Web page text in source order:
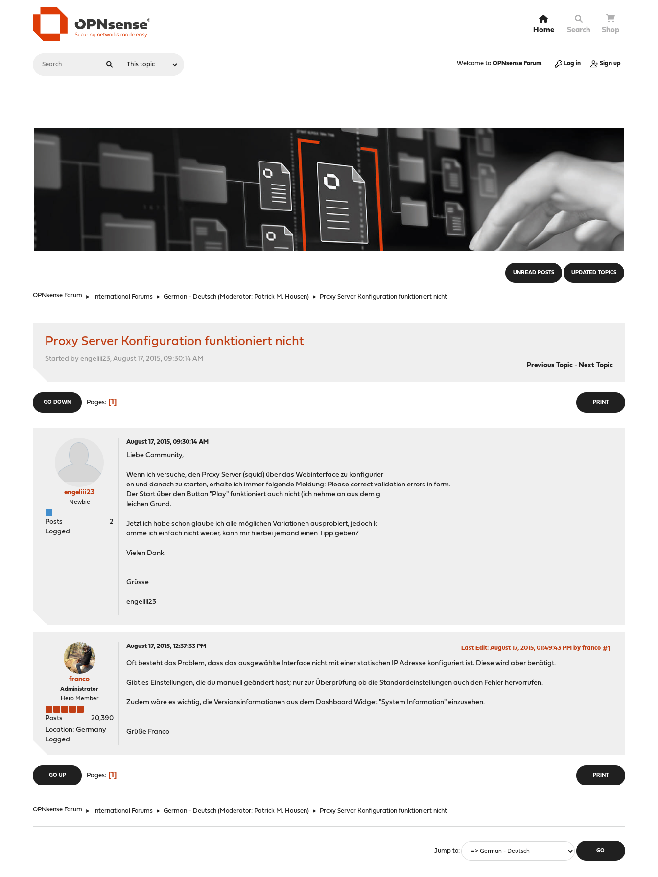
Home Search Shop
Welcome to OPNsense Forum. Log in Sign up
UNREAD POSTS UPDATED TOPICS
OPNsense Forum ► International Forums ► German - Deutsch (Moderator: Patrick M. Hausen) ► Proxy Server Konfiguration funktioniert nicht
Proxy Server Konfiguration funktioniert nicht
Started by engeliii23, August 17, 2015, 09:30:14 AM
Previous Topic- Next Topic
PRINT
GO DOWN Pages 1
engeliii23
Newbie
Posts
2
Logged
August 17, 2015, 09:30:14 AM
Liebe Community,
Wenn ich versuche, den Proxy Server (squid) über das Webinterface zu konfigurier
en und danach zu starten, erhalte ich immer folgende Meldung: Please correct validation errors in form.
Der Start über den Button "Play" funktioniert auch nicht (ich nehme an aus dem g
leichen Grund.
Jetzt ich habe schon glaube ich alle möglichen Variationen ausprobiert, jedoch k
omme ich einfach nicht weiter, kann mir hierbei jemand einen Tipp geben?
Vielen Dank.
Grüsse
engeliii23
franco
Administrator
Hero Member
Posts
20,390
Location: Germany
Logged
August 17, 2015, 12:37:33 PM #1
Last Edit: August 17, 2015, 01:49:43 PM by franco
Oft besteht das Problem, dass das ausgewählte Interface nicht mit einer statischen IP Adresse konfiguriert ist. Diese wird aber benötigt.
Gibt es Einstellungen, die du manuell geändert hast; nur zur Überprüfung ob die Standardeinstellungen auch den Fehler hervorrufen.
Zudem wäre es wichtig, die Versionsinformationen aus dem Dashboard Widget "System Information" einzusehen.
Grüße Franco
PRINT
GO UP Pages 1
OPNsense Forum ► International Forums ► German - Deutsch (Moderator: Patrick M. Hausen) ► Proxy Server Konfiguration funktioniert nicht
Jump to